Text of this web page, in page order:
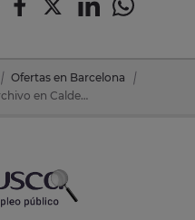
Ofertas en Barcelona
Oposiciones de Técnico Auxiliar de Archivo en Caldes D'estrac (Barcelona)